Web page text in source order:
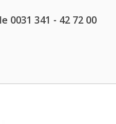
0031 341 - 42 72 00